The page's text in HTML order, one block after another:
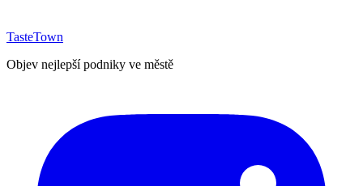
TasteTown
Objev nejlepší podniky ve městě